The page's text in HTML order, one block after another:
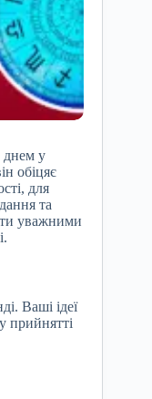
днем у
обіцяє
для
та
уважними
Ваші ідеї
прийнятті